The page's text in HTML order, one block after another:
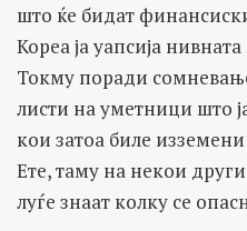
што ќе бидат
Кореа ја уапсија
Токму поради
листи на уметници што
кои затоа биле
Ете, таму на некои
луѓе знаат колку се